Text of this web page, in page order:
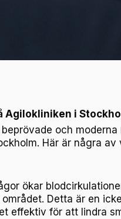
Agilokliniken i
och
Här är några
ökar
Detta är en
effektiv för att lindra